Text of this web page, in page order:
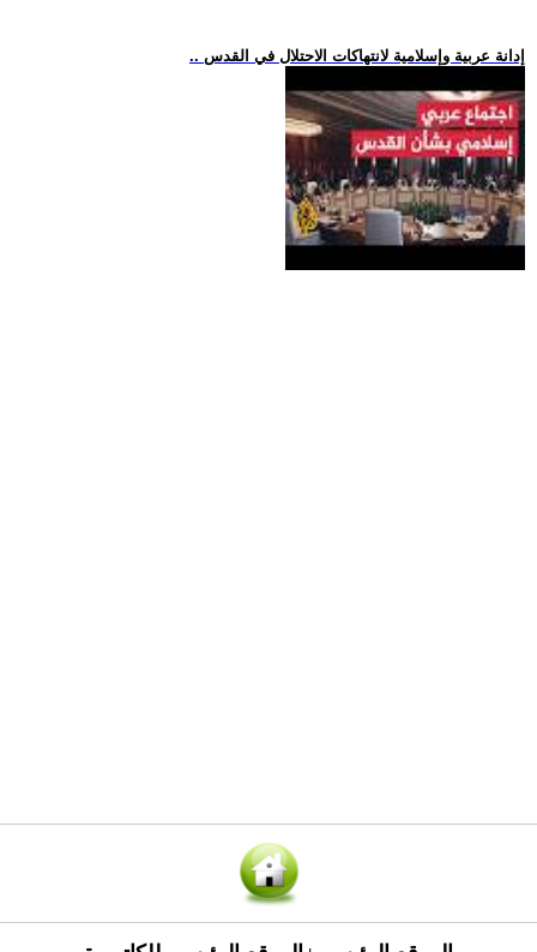
.. إدانة عربية وإسلامية لانتهاكات الاحتلال في القدس